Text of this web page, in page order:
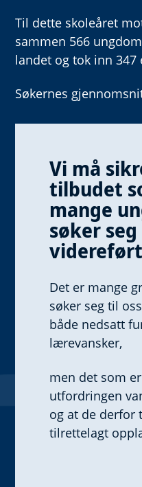
Til dette skoleåret
sammen 566
landet og tok inn 347
Søkernes
Vi må
tilbudet
mange
søker
Det er mange
søker seg til
både nedsatt
lærevansker,
men det som
utfordringen
og at de derfor
tilrettelagt